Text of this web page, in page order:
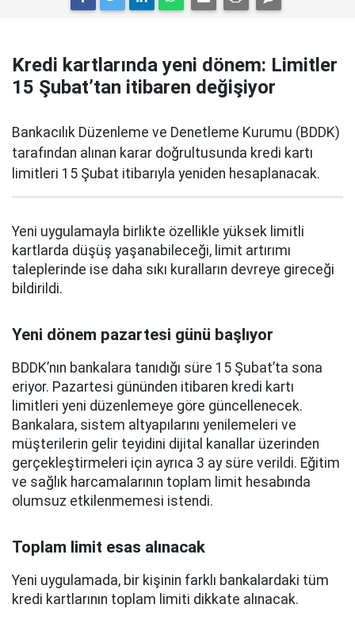
Kredi kartlarında yeni dönem: Limitler
15 Şubat’tan itibaren değişiyor
Bankacılık Düzenleme ve Denetleme Kurumu (BDDK)
tarafından alınan karar doğrultusunda kredi kartı
limitleri 15 Şubat itibarıyla yeniden hesaplanacak.
Yeni uygulamayla birlikte özellikle yüksek limitli
kartlarda düşüş yaşanabileceği, limit artırımı
taleplerinde ise daha sıkı kuralların devreye gireceği
bildirildi.
Yeni dönem pazartesi günü başlıyor
BDDK’nın bankalara tanıdığı süre 15 Şubat’ta sona
eriyor. Pazartesi gününden itibaren kredi kartı
limitleri yeni düzenlemeye göre güncellenecek.
Bankalara, sistem altyapılarını yenilemeleri ve
müşterilerin gelir teyidini dijital kanallar üzerinden
gerçekleştirmeleri için ayrıca 3 ay süre verildi. Eğitim
ve sağlık harcamalarının toplam limit hesabında
olumsuz etkilenmemesi istendi.
Toplam limit esas alınacak
Yeni uygulamada, bir kişinin farklı bankalardaki tüm
kredi kartlarının toplam limiti dikkate alınacak.